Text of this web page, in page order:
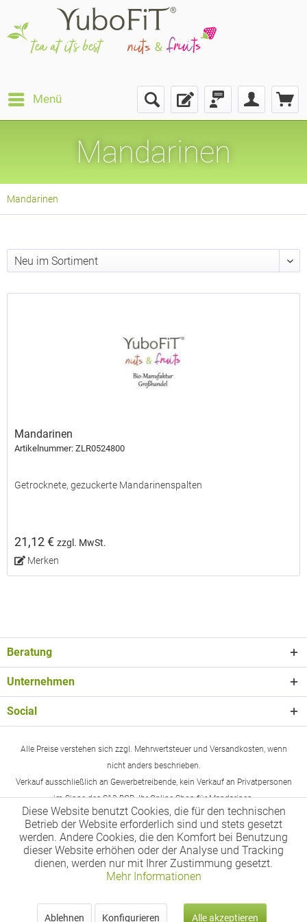
Menü
Mandarinen
Mandarinen
Mandarinen
Artikelnummer: ZLR0524800
Getrocknete, gezuckerte Mandarinenspalten
21,12 €zzgl. MwSt.
Merken
Beratung
Unternehmen
Social
Alle Preise verstehen sich zzgl. Mehrwertsteuer und Versandkosten, wenn
nicht anders beschrieben.
Verkauf ausschließlich an Gewerbetreibende, kein Verkauf an Privatpersonen
im Sinne des §13 BGB. Ihr Online-Shop für Mandarinen.
Diese Website benutzt Cookies, die für den technischen
Betrieb der Website erforderlich sind und stets gesetzt
werden. Andere Cookies, die den Komfort bei Benutzung
dieser Website erhöhen oder der Analyse und Tracking
dienen, werden nur mit Ihrer Zustimmung gesetzt.
Mehr Informationen
Ablehnen Konfigurieren Alle akzeptieren